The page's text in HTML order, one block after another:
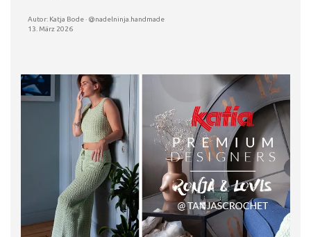
Autor: Katja Bode · @nadelninja.handmade
13. März 2026